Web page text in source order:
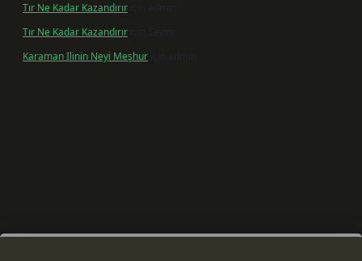
Tır Ne Kadar Kazandırır için
admin
Tır Ne Kadar Kazandırır için Sevim
Karaman Ilinin Neyi Meşhur için admin